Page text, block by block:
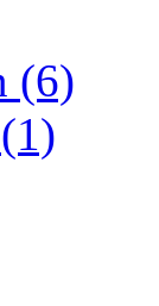
(6)
(1)